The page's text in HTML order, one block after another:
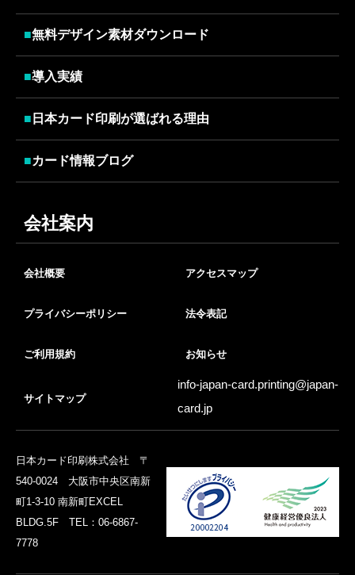
■無料デザイン素材ダウンロード
■導入実績
■ 日本カード印刷が選ばれる理由
■カード情報ブログ
会社案内
会社概要 アクセスマップ
プライバシーポリシー 法令表記
ご利用規約 お知らせ
サイトマップ
info-japan-card.printing@japan-
card.jp
日本カード印刷株式会社 〒
540-0024 大阪市中央区南新
町1-3-10 南新町EXCEL
BLDG.5F TEL：06-6867-
7778